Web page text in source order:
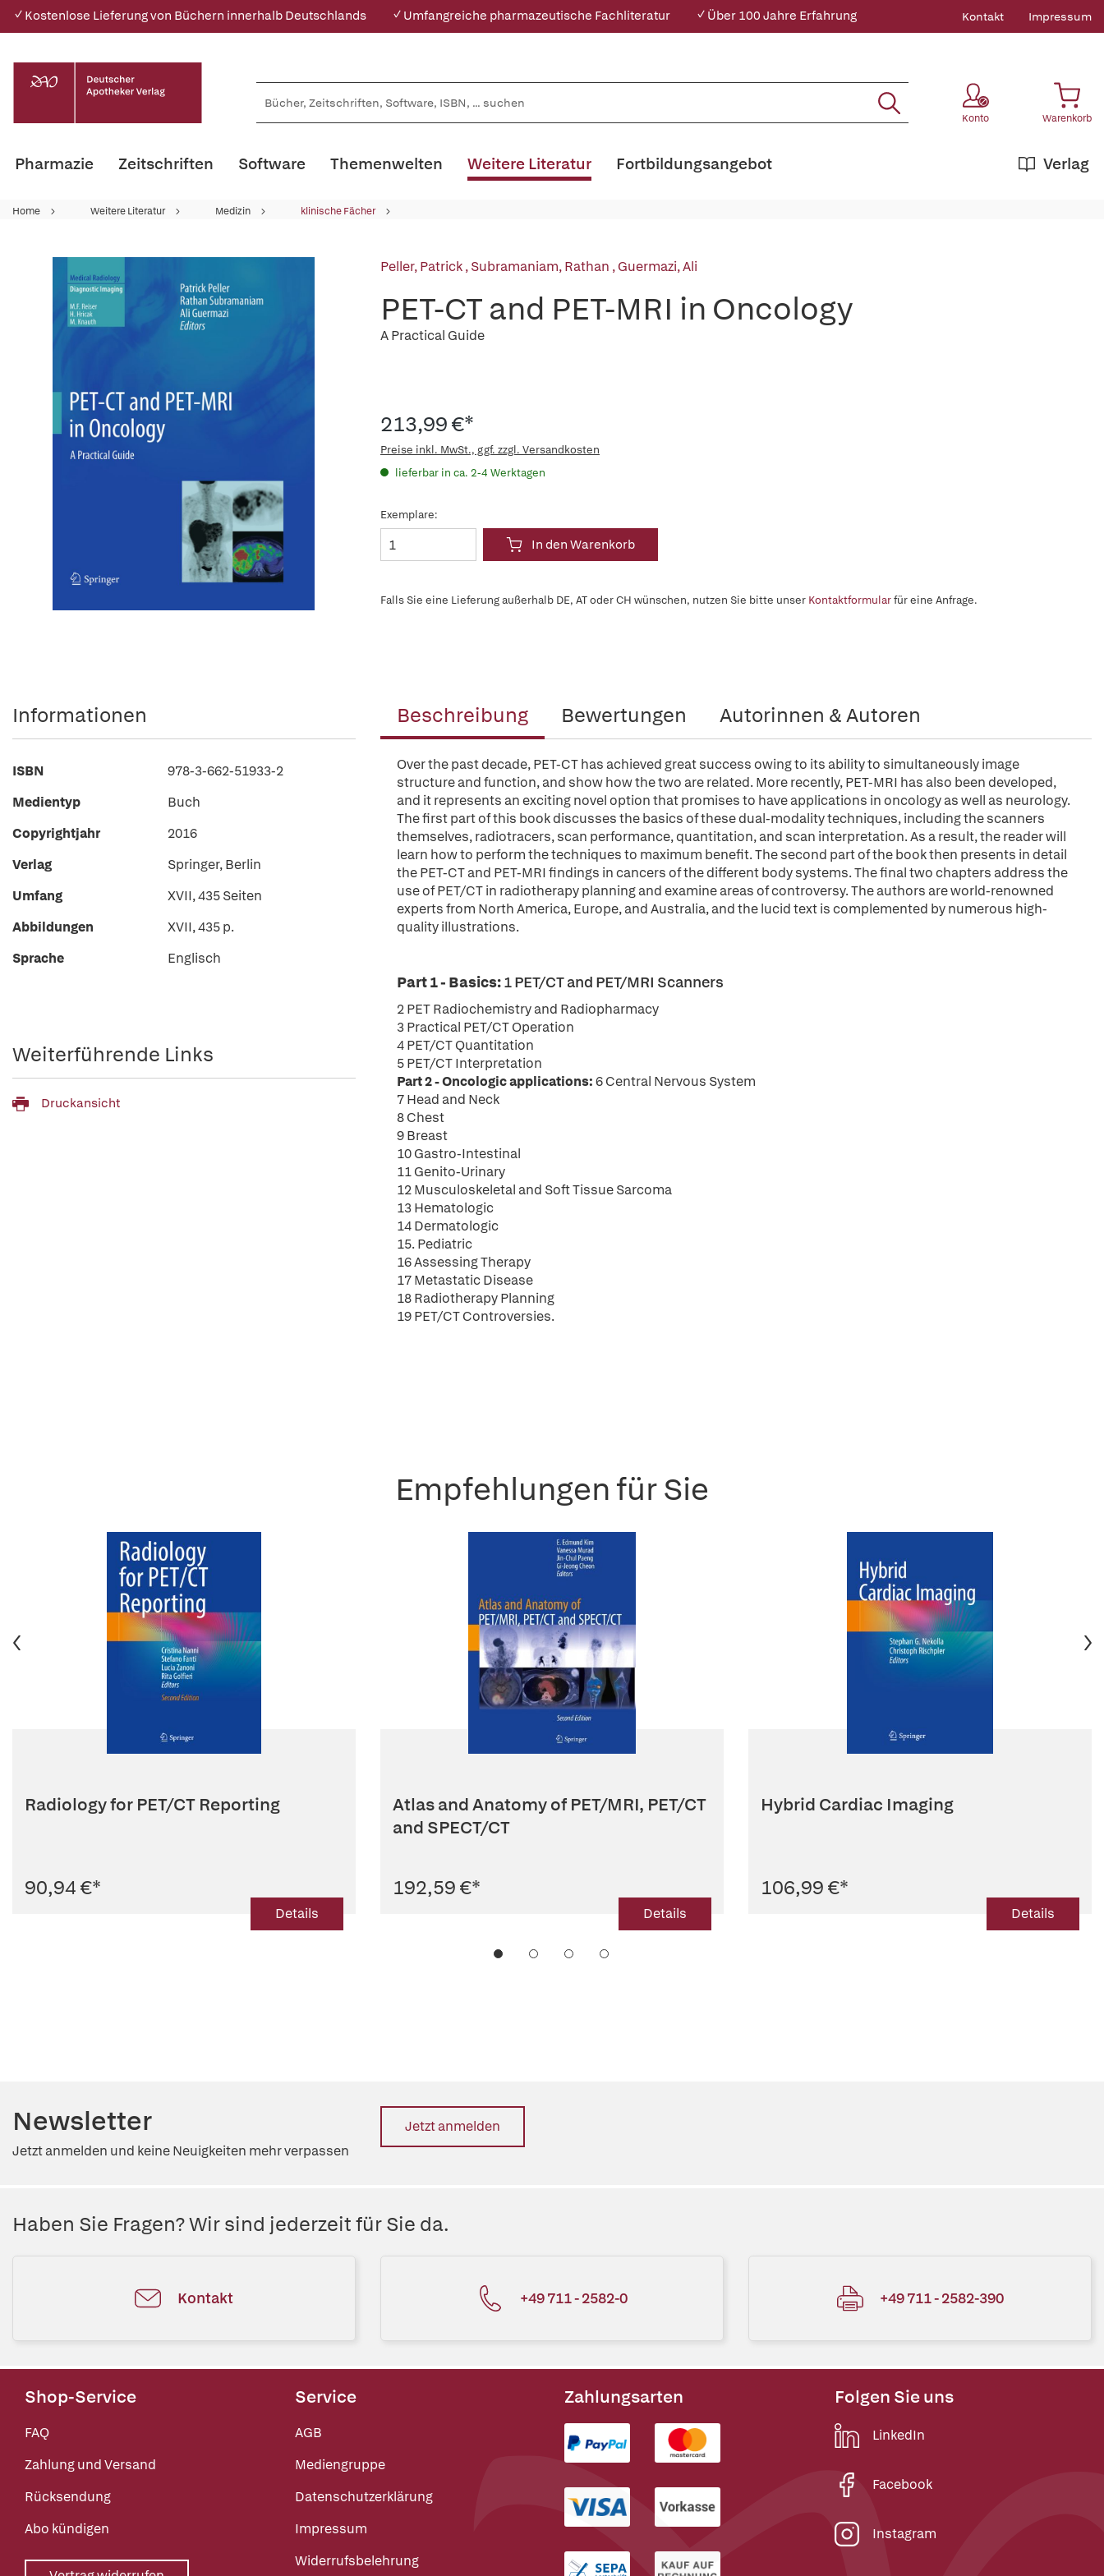
✓ Kostenlose Lieferung von Büchern innerhalb Deutschlands ✓ Umfangreiche pharmazeutische Fachliteratur ✓ Über 100 Jahre Erfahrung Kontakt Impressum
Konto Warenkorb
Pharmazie Zeitschriften Software Themenwelten Weitere Literatur Verlag
Fortbildungsangebot
Home Weitere Literatur Medizin klinische Fächer
Peller, Patrick,Subramaniam, Rathan ,Guermazi, Ali
PET-CT and PET-MRI in Oncology
A Practical Guide
213,99 €*
Preise inkl. MwSt., ggf. zzgl. Versandkosten
lieferbar in ca. 2-4 Werktagen
Exemplare:
In den Warenkorb
Falls Sie eine Lieferung außerhalb DE, AT oder CH wünschen, nutzen Sie bitte unser Kontaktformularfür eine Anfrage.
Beschreibung Bewertungen Autorinnen & Autoren
Over the past decade, PET-CT has achieved great success owing to its ability to simultaneously image
structure and function, and show how the two are related. More recently, PET-MRI has also been developed,
and it represents an exciting novel option that promises to have applications in oncology as well as neurology.
The first part of this book discusses the basics of these dual-modality techniques, including the scanners
themselves, radiotracers, scan performance, quantitation, and scan interpretation. As a result, the reader will
learn how to perform the techniques to maximum benefit. The second part of the book then presents in detail
the PET-CT and PET-MRI findings in cancers of the different body systems. The final two chapters address the
use of PET/CT in radiotherapy planning and examine areas of controversy. The authors are world-renowned
experts from North America, Europe, and Australia, and the lucid text is complemented by numerous high-
quality illustrations.
Part 1 - Basics:1 PET/CT and PET/MRI Scanners
2 PET Radiochemistry and Radiopharmacy
3 Practical PET/CT Operation
4 PET/CT Quantitation
5 PET/CT Interpretation
Part 2 - Oncologic applications:6 Central Nervous System
7 Head and Neck
8 Chest
9 Breast
10 Gastro-Intestinal
11 Genito-Urinary
12 Musculoskeletal and Soft Tissue Sarcoma
13 Hematologic
14 Dermatologic
15. Pediatric
16 Assessing Therapy
17 Metastatic Disease
18 Radiotherapy Planning
19 PET/CT Controversies.
Informationen
ISBN
978-3-662-51933-2
Medientyp
Buch
Copyrightjahr
2016
Verlag
Springer, Berlin
Umfang
XVII, 435 Seiten
Abbildungen
XVII, 435 p.
Sprache
Englisch
Weiterführende Links
Druckansicht
Empfehlungen für Sie
Radiology for PET/CT Reporting
90,94 €*
Details
Atlas and Anatomy of PET/MRI, PET/CT
and SPECT/CT
192,59 €*
Details
Hybrid Cardiac Imaging
106,99 €*
Details
Newsletter
Jetzt anmelden und keine Neuigkeiten mehr verpassen
Jetzt anmelden
Haben Sie Fragen? Wir sind jederzeit für Sie da.
Kontakt +49 711 - 2582-0 +49 711 - 2582-390
Shop-Service
FAQ
Zahlung und Versand
Rücksendung
Abo kündigen
Service
AGB
Mediengruppe
Datenschutzerklärung
Impressum
Widerrufsbelehrung
Zahlungsarten Folgen Sie uns
LinkedIn
Facebook
Instagram